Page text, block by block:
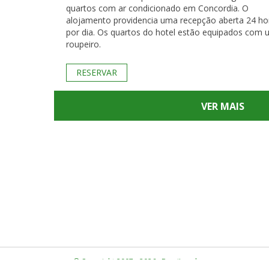
quartos com ar condicionado em Concordia. O
alojamento providencia uma recepção aberta 24
por dia. Os quartos do hotel estão equipados com um
roupeiro.
RESERVAR
VER MAIS
© Copyright 2007 - 2026 · BrasiLocal